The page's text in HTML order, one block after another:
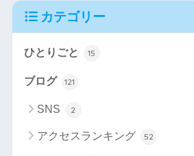
カテゴリー
ひとりごと 15
ブログ 121
SNS 2
アクセスランキング 52